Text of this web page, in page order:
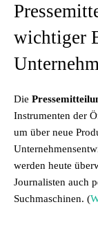
wichtiger
Die
Instrumenten der
um über neue
werden heute
Journalisten auch
Suchmaschinen. (